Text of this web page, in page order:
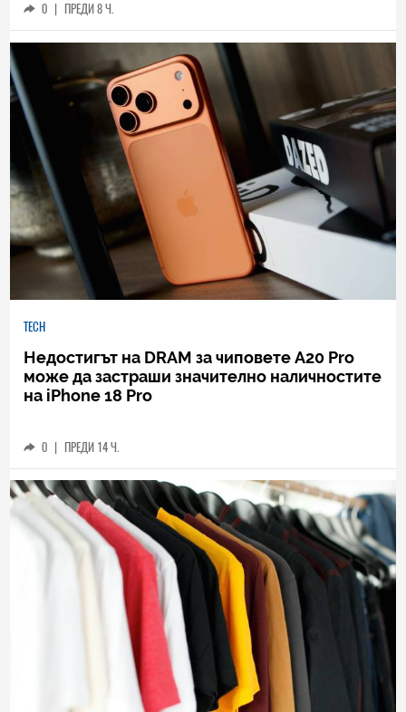
0 | ПРЕДИ 8 Ч.
TECH
Недостигът на DRAM за чиповете A20 Pro
може да застраши значително наличностите
на iPhone 18 Pro
0 | ПРЕДИ 14 Ч.